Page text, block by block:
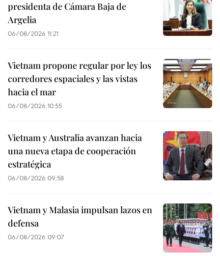
presidenta de Cámara Baja de
Argelia
06/08/2026 11:21
Vietnam propone regular por ley los
corredores espaciales y las vistas
hacia el mar
06/08/2026 10:55
Vietnam y Australia avanzan hacia
una nueva etapa de cooperación
estratégica
06/08/2026 09:58
Vietnam y Malasia impulsan lazos en
defensa
06/08/2026 09:07